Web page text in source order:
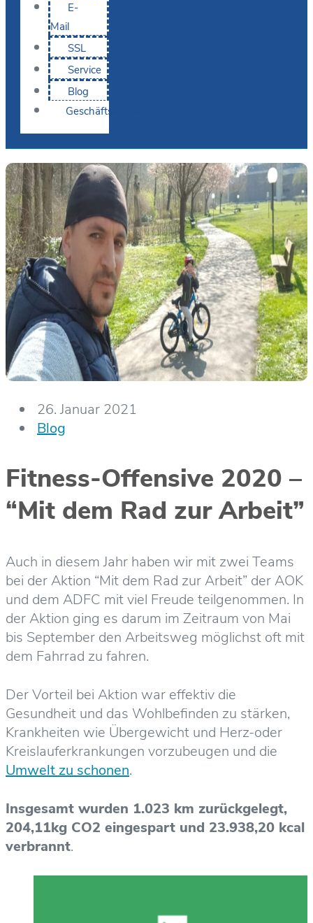
E-
Mail
SSL
Service
Blog
Geschäftskunden
26. Januar 2021
Blog
Fitness-Offensive 2020 –
“Mit dem Rad zur Arbeit”
Auch in diesem Jahr haben wir mit zwei Teams
bei der Aktion “Mit dem Rad zur Arbeit” der AOK
und dem ADFC mit viel Freude teilgenommen. In
der Aktion ging es darum im Zeitraum von Mai
bis September den Arbeitsweg möglichst oft mit
dem Fahrrad zu fahren.
Der Vorteil bei Aktion war effektiv die
Gesundheit und das Wohlbefinden zu stärken,
Krankheiten wie Übergewicht und Herz-oder
Kreislauferkrankungen vorzubeugen und die
Umwelt zu schonen.
Insgesamt wurden 1.023 km zurückgelegt,
204,11kg CO2 eingespart und 23.938,20 kcal
verbrannt.